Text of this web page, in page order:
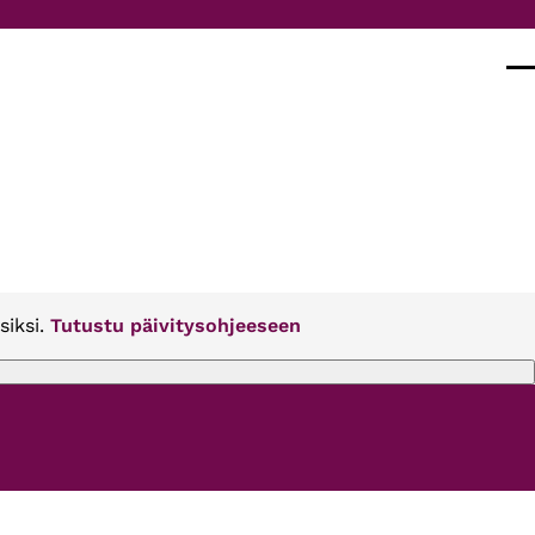
Tutustu päivitysohjeeseen